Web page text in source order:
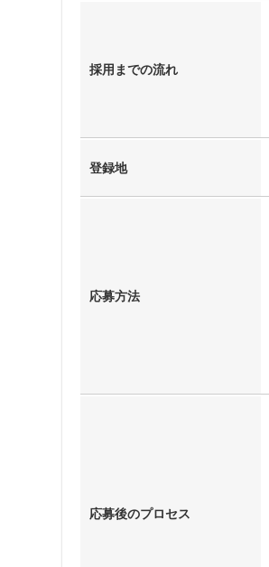
採用までの流れ
登録地
応募方法
応募後のプロセス